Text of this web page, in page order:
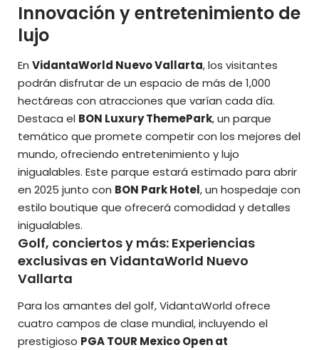
Innovación y entretenimiento de
lujo
En VidantaWorld Nuevo Vallarta, los visitantes
podrán disfrutar de un espacio de más de 1,000
hectáreas con atracciones que varían cada día.
Destaca el BON Luxury ThemePark, un parque
temático que promete competir con los mejores del
mundo, ofreciendo entretenimiento y lujo
inigualables. Este parque estará estimado para abrir
en 2025 junto con BON Park Hotel, un hospedaje con
estilo boutique que ofrecerá comodidad y detalles
inigualables.
Golf, conciertos y más: Experiencias
exclusivas en VidantaWorld Nuevo
Vallarta
Para los amantes del golf, VidantaWorld ofrece
cuatro campos de clase mundial, incluyendo el
prestigioso PGA TOUR Mexico Open at